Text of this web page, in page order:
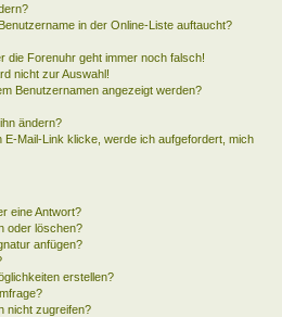
in der Online-Liste auftaucht?
die Forenuhr geht immer noch falsch!
nicht zur Auswahl!
Benutzernamen angezeigt werden?
ändern?
E-Mail-Link klicke, werde ich aufgefordert, mich
eine Antwort?
oder löschen?
anfügen?
erstellen?
nicht zugreifen?